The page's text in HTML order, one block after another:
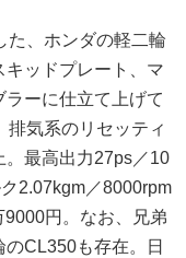
た、ホンダの軽二輪
キッドプレート、マ
ーに仕立て上げて
排気系のリセッティ
。最高出力27ps／10
2.07kgm／8000rpm
9000円。なお、兄弟
CL350も存在。日